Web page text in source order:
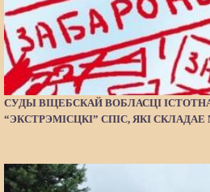
СУДЫ ВІЦЕБСКАЙ ВОБЛАСЦІ
“ЭКСТРЭМІСЦКІ” СПІС, ЯКІ